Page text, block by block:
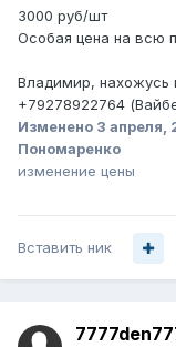
3000 руб/шт
Особая цена на всю
Владимир, нахожусь
+79278922764
Изменено 3 апреля,
Пономаренко
изменение цены
Вставить ник